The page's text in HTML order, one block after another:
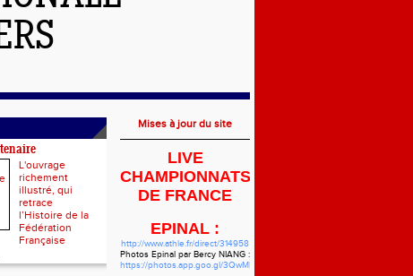
L'ouvrage
richement
illustré, qui
retrace
l’Histoire de la
Fédération
Française
Mises à jour du site
LIVE
CHAMPIONNATS
DE FRANCE
EPINAL :
http://www.athle.fr/direct/314958
Photos Epinal par Bercy NIANG :
https://photos.app.goo.gl/3QwMbzgWHVdYf5pw7